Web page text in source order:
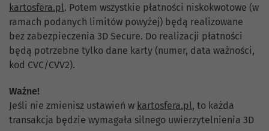
kartosfera.pl. Potem wszystkie płatności niskokwotowe (w
ramach podanych limitów powyżej) będą realizowane
bez zabezpieczenia 3D Secure. Do realizacji płatności
będą potrzebne tylko dane karty (numer, data ważności,
kod CVC/CVV2).
Ważne!
Jeśli nie zmienisz ustawień w kartosfera.pl, to każda
transakcja będzie wymagała silnego uwierzytelnienia 3D